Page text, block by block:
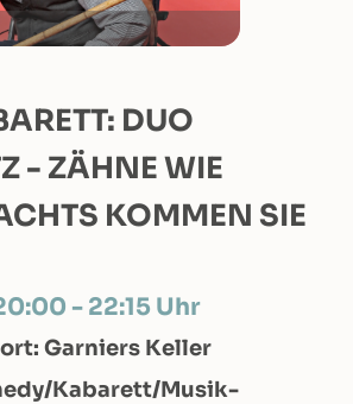
DUO
- ZÄHNE WIE
KOMMEN SIE
- 22:15 Uhr
Garniers Keller
Kabarett/Musik-